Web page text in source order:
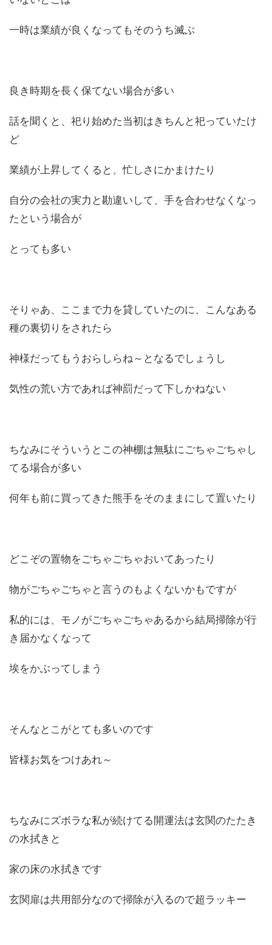
一時は業績が良くなってもそのうち滅ぶ
良き時期を長く保てない場合が多い
話を聞くと、祀り始めた当初はきちんと祀っていたけ
ど
業績が上昇してくると、忙しさにかまけたり
自分の会社の実力と勘違いして、手を合わせなくなっ
たという場合が
とっても多い
そりゃあ、ここまで力を貸していたのに、こんなある
種の裏切りをされたら
神様だってもうおらしらね～となるでしょうし
気性の荒い方であれば神罰だって下しかねない
ちなみにそういうとこの神棚は無駄にごちゃごちゃし
てる場合が多い
何年も前に買ってきた熊手をそのままにして置いたり
どこぞの置物をごちゃごちゃおいてあったり
物がごちゃごちゃと言うのもよくないかもですが
私的には、モノがごちゃごちゃあるから結局掃除が行
き届かなくなって
埃をかぶってしまう
そんなとこがとても多いのです
皆様お気をつけあれ～
ちなみにズボラな私が続けてる開運法は玄関のたたき
の水拭きと
家の床の水拭きです
玄関扉は共用部分なので掃除が入るので超ラッキー